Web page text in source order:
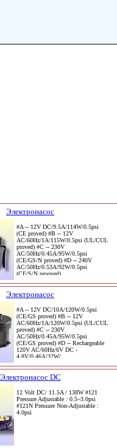
Электронасос
#A -- 12V DC/9.5A/114W/0.5psi
(CE proved) #B -- 12V
AC/60Hz/1A/115W/0.5psi (UL/CUL
proved) #C -- 230V
AC/50Hz/0.45A/95W/0.5psi
(CE/GS/N proved) #D -- 240V
AC/50Hz/0.53A/92W/0.5psi
(CE/S/N prooved)
Электронасос
#A -- 12V DC/10A/120W/0.5psi
(CE/GS proved) #B -- 12V
AC/60Hz/1A/120W/0.5psi (UL/CUL
proved) #C -- 230V
AC/50Hz/0.45A/95W/0.5psi
(CE/GS proved) #D -- Rechargeable
120V AC/60Hz/6V DC -
4.8V/0.46A/32W/
Электронасос DC
12 Volt DC/ 11.5A / 138W #121
Pressure Adjustable : 0.5~3.0psi
#121N Pressure Non-Adjustable :
4.0psi